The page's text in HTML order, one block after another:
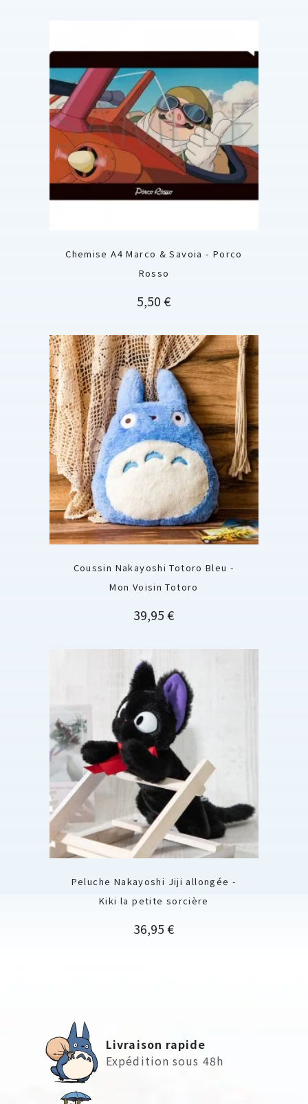
Chemise A4 Marco & Savoia - Porco
Rosso
Prix
5,50 €
Coussin Nakayoshi Totoro Bleu -
Mon Voisin Totoro
Prix
39,95 €
Peluche Nakayoshi Jiji allongée -
Kiki la petite sorcière
Prix
36,95 €
Livraison rapide
Expédition sous 48h